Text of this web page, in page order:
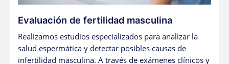
Evaluación de fertilidad masculina
Realizamos estudios especializados para analizar la
salud espermática y detectar posibles causas de
infertilidad masculina. A través de exámenes clínicos y